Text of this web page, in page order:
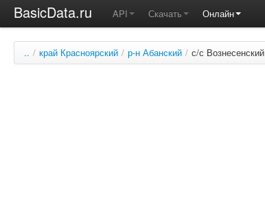
BasicData.ru API Скачать Онлайн
.. / край Красноярский / р-н Абанский / с/с Вознесенский